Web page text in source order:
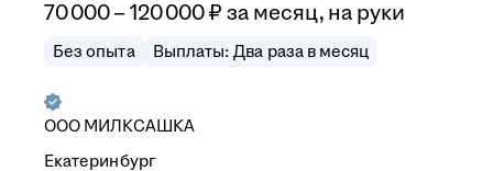
70 000–120 000₽ за месяц, на руки
Без опыта Выплаты: Два раза в месяц
ООО МИЛКСАШКА
Екатеринбург